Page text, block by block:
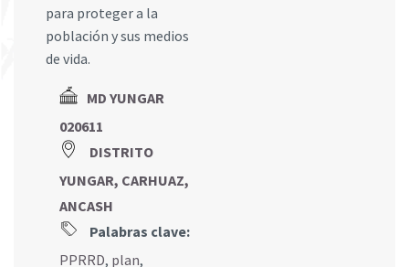
para proteger a la
población y sus medios
de vida.
MD YUNGAR
020611
DISTRITO
YUNGAR, CARHUAZ,
ANCASH
Palabras clave:
PPRRD, plan,